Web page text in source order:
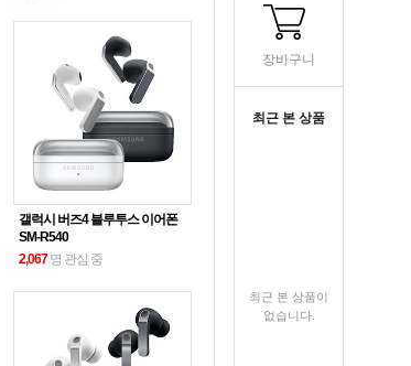
갤럭시 버즈4 블루투스 이어폰
SM-R540
2,067명 관심 중
장바구니
최근 본 상품
최근 본 상품이
없습니다.